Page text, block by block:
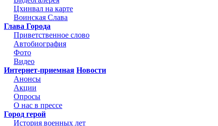
Цхинвал на карте
Воинская Слава
Глава Города
Приветственное слово
Автобиография
Фото
Видео
Интернет-приемная Новости
Анонсы
Акции
Опросы
О нас в прессе
Город герой
История военных лет